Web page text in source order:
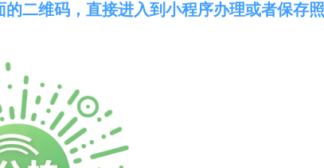
的二维码，直接进入到小程序办理或者保存照